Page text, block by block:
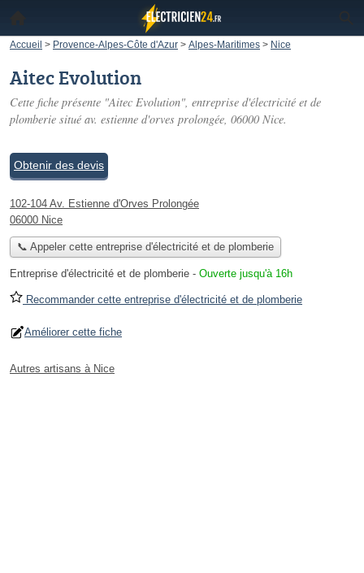
Accueil > Provence-Alpes-Côte d'Azur > Alpes-Maritimes > Nice
Aitec Evolution
Cette fiche présente "Aitec Evolution", entreprise d'électricité et de
plomberie situé av. estienne d'orves prolongée, 06000 Nice.
Obtenir des devis
102-104 Av. Estienne d'Orves Prolongée
06000 Nice
📞 Appeler cette entreprise d'électricité et de plomberie
Entreprise d'électricité et de plomberie - Ouverte jusqu'à 16h
Recommander cette entreprise d'électricité et de plomberie
Améliorer cette fiche
Autres artisans à Nice